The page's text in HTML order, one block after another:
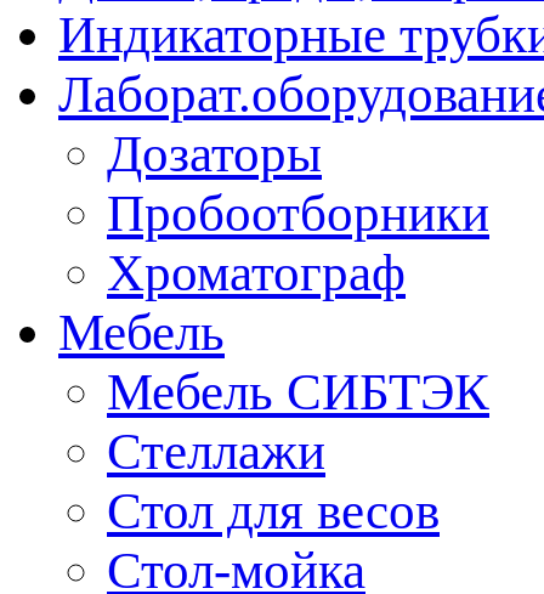
Индикаторные
Дозаторы
Пробоотборники
Хроматограф
Мебель
Мебель СИБТЭК
Стеллажи
Стол для весов
Стол-мойка